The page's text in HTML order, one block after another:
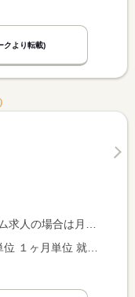
クより転載)
場合は時間額を表示しています。